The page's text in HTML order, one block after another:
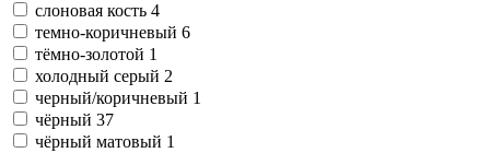
слоновая кость 4
темно-коричневый 6
тёмно-золотой 1
холодный серый 2
черный/коричневый 1
чёрный 37
чёрный матовый 1